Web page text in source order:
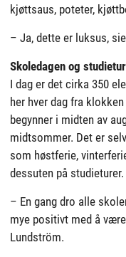
kjøttsaus, poteter,
– Ja, dette er luksus,
Skoledagen og
I dag er det cirka 350
her hver dag fra
begynner i midten av
midtsommer. Det er
som høstferie,
dessuten på studieturer.
– En gang dro alle
mye positivt med å
Lundström.